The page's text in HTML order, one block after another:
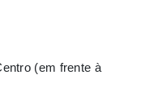
(em frente à